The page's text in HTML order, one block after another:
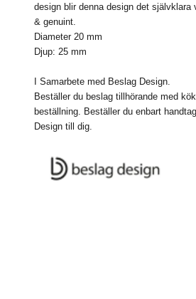
design blir denna design det självklara
& genuint.
Diameter 20 mm
Djup: 25 mm
I Samarbete med Beslag Design.
Beställer du beslag tillhörande med
beställning. Beställer du enbart
Design till dig.